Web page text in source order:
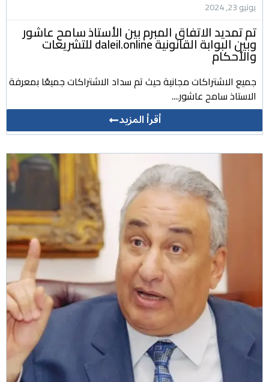
يونيو 23, 2024
تم تمديد الاتفاق المبرم بين الأستاذ سامح عاشور
وبين البوابة القانونية daleil.online للتشريعات
والأحكام
جميع الاشتراكات مجانية حيث تم سداد الاشتراكات جميعًا بمعرفة
الاستاذ سامح عاشور....
أقرأ المزيد